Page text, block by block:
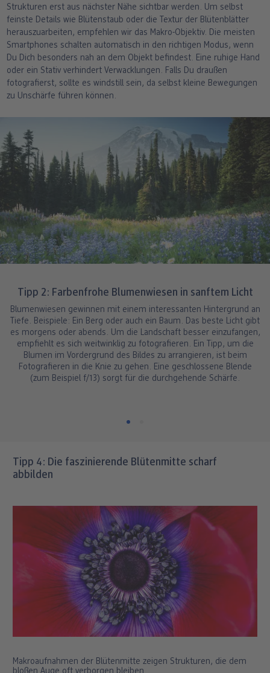
Strukturen erst aus nächster Nähe sichtbar werden. Um selbst
feinste Details wie Blütenstaub oder die Textur der Blütenblätter
herauszuarbeiten, empfehlen wir das Makro-Objektiv. Die meisten
Smartphones schalten automatisch in den richtigen Modus, wenn
Du Dich besonders nah an dem Objekt befindest. Eine ruhige Hand
oder ein Stativ verhindert Verwacklungen. Falls Du draußen
fotografierst, sollte es windstill sein, da selbst kleine Bewegungen
zu Unschärfe führen können.
Tipp 2: Farbenfrohe Blumenwiesen in sanftem Licht
Blumenwiesen gewinnen mit einem interessanten Hintergrund an
Tiefe. Beispiele: Ein Berg oder auch ein Baum. Das beste Licht gibt
es morgens oder abends. Um die Landschaft besser einzufangen,
empfiehlt es sich weitwinklig zu fotografieren. Ein Tipp, um die
Blumen im Vordergrund des Bildes zu arrangieren, ist beim
Fotografieren in die Knie zu gehen. Eine geschlossene Blende
(zum Beispiel f/13) sorgt für die durchgehende Schärfe.
Tipp 4: Die faszinierende Blütenmitte scharf
abbilden
Makroaufnahmen der Blütenmitte zeigen Strukturen, die dem